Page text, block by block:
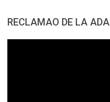
RECLAMAO DE LA ADA